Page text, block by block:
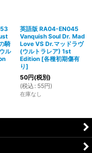
騎
ル
英語版 RA04-EN045
Vanquish Soul Dr. Mad
Love VS Dr.マッドラヴ
(ウルトラレア) 1st
Edition [各種初期傷有
り]
50円(税別)
(税込 : 55円)
在庫なし